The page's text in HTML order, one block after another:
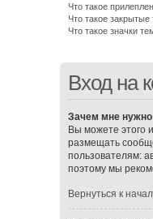
Что такое
Что такое
Что такое значки
Вход на
Зачем мне нужно
Вы можете этого
размещать
пользователям:
поэтому мы
Вернуться к